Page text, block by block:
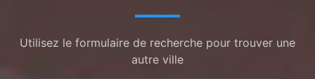
Utilisez le formulaire de recherche pour trouver une
autre ville